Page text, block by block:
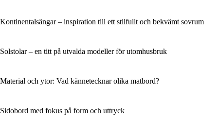
Kontinentalsängar – inspiration till ett stilfullt och bekvämt sovrum
Solstolar – en titt på utvalda modeller för utomhusbruk
Material och ytor: Vad kännetecknar olika matbord?
Sidobord med fokus på form och uttryck